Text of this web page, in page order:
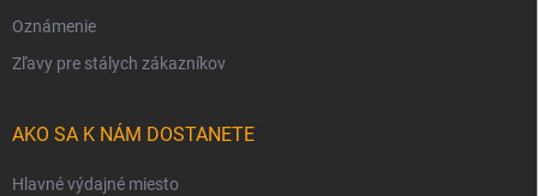
Oznámenie
Zľavy pre stálych zákazníkov
AKO SA K NÁM DOSTANETE
Hlavné výdajné miesto